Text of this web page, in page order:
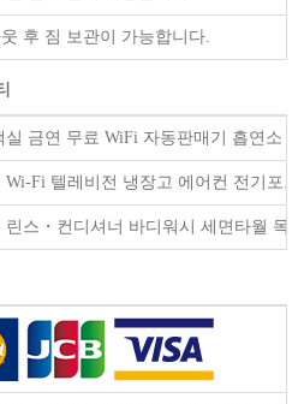
후 짐 보관이 가능합니다.
실 금연 무료 WiFi 자동판매기 흡연소
Wi-Fi 텔레비전 냉장고 에어컨 전기포
린스・컨디셔너 바디워시 세면타월